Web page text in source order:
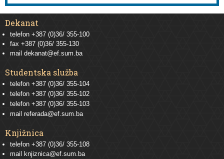
Dekanat
telefon +387 (0)36/ 355-100
fax +387 (0)36/ 355-130
mail dekanat@ef.sum.ba
Studentska služba
telefon +387 (0)36/ 355-104
telefon +387 (0)36/ 355-102
telefon +387 (0)36/ 355-103
mail referada@ef.sum.ba
Knjižnica
telefon +387 (0)36/ 355-108
mail knjiznica@ef.sum.ba